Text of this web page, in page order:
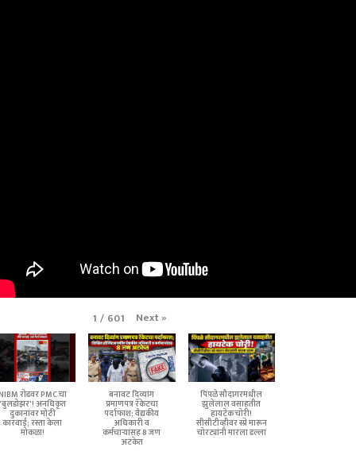
1 / 601 Next»
रोडवर PMC चा
'बुलडोझर'! अनधिकृत
दुकानांवर मोठी
कारवाई; रस्ता केला
मोकळा!
बनावट दिव्यांग
प्रमाणपत्र रॅकेटचा
पर्दाफाश; वैद्यकीय
अधिकारी व
कर्मचाऱ्यांसह 8 जण
अटकेत
पिंपळे सौदागरमधील
झुलेलाल वसाहतीत
हायटेक चोरी!
सीसीटीव्हीवर स्प्रे मारून
चोरट्यांनी मारला डल्ला